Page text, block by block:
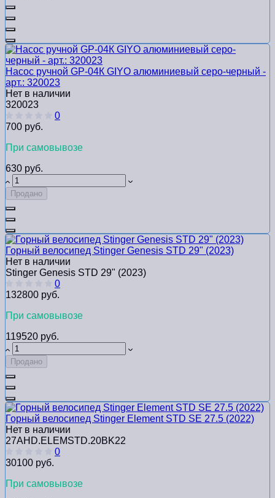
Насос ручной GP-04К GIYO алюминиевый серо-черный -
арт.: 320023
Нет в наличии
320023
0
700 руб.
При самовывозе
630 руб.
Продано
Горный велосипед Stinger Genesis STD 29" (2023)
Нет в наличии
Stinger Genesis STD 29" (2023)
0
132800 руб.
При самовывозе
119520 руб.
Продано
Горный велосипед Stinger Element STD SE 27.5 (2022)
Нет в наличии
27AHD.ELEMSTD.20BK22
0
30100 руб.
При самовывозе